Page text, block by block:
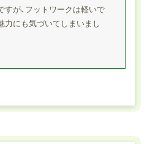
すが、フットワークは軽いで
力にも気づいてしまいまし